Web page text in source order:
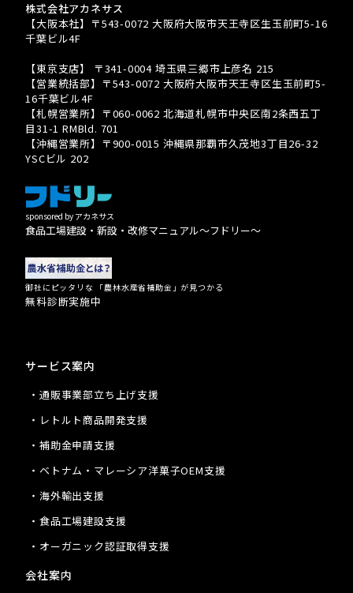
株式会社アカネサス
【大阪本社】〒543-0072 大阪府大阪市天王寺区生玉前町5-16
千葉ビル4F
【東京支店】 〒341-0004 埼玉県三郷市上彦名 215
【営業統括部】〒543-0072 大阪府大阪市天王寺区生玉前町5-
16千葉ビル4F
【札幌営業所】〒060-0062 北海道札幌市中央区南2条西五丁
目31-1 RMBld. 701
【沖縄営業所】〒900-0015 沖縄県那覇市久茂地3丁目26-32
YSCビル 202
sponsored by アカネサス
食品工場建設・新設・改修マニュアル〜フドリー〜
御社にピッタリな 「農林水産省補助金」が見つかる
無料診断実施中
サービス案内
・通販事業部立ち上げ支援
・レトルト商品開発支援
・補助金申請支援
・ベトナム・マレーシア洋菓子OEM支援
・海外輸出支援
・食品工場建設支援
・オーガニック認証取得支援
会社案内